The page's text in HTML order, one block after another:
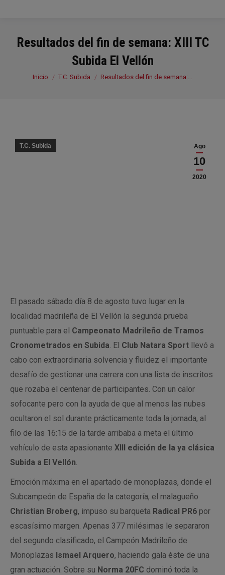
Resultados del fin de semana: XIII TC
Subida El Vellón
Estás aquí:
Inicio T.C. Subida Resultados del fin de semana:…
Ago
10
2020
T.C. Subida
El pasado sábado día 8 de agosto tuvo lugar en la
localidad madrileña de El Vellón la segunda prueba
puntuable para el Campeonato Madrileño de Tramos
Cronometrados en Subida. El Club Natara Sport llevó a
cabo con extraordinaria solvencia y fluidez el importante
desafío de gestionar una carrera con una lista de inscritos
que rozaba el centenar de participantes. Con un calor
sofocante pero con la ayuda de que al menos las nubes
ocultaron el sol durante prácticamente toda la jornada, al
filo de las 16:15 de la tarde arribaba a meta el último
vehículo de esta apasionante XIII edición de la ya clásica
Subida a El Vellón.
Emoción máxima en el apartado de monoplazas, donde el
Subcampeón de España de la categoría, el malagueño
Christian Broberg, impuso su barqueta Radical PR6 por
escasísimo margen. Apenas 377 milésimas le separaron
del segundo clasificado, el Campeón Madrileño de
Monoplazas Ismael Arquero, haciendo gala éste de una
gran actuación. Sobre su Norma 20FC dominó toda la